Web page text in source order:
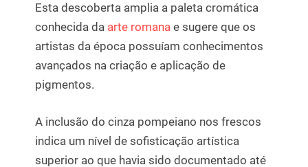
Esta descoberta amplia a paleta cromática
conhecida da arte romana e sugere que os
artistas da época possuíam conhecimentos
avançados na criação e aplicação de
pigmentos.
A inclusão do cinza pompeiano nos frescos
indica um nível de sofisticação artística
superior ao que havia sido documentado até